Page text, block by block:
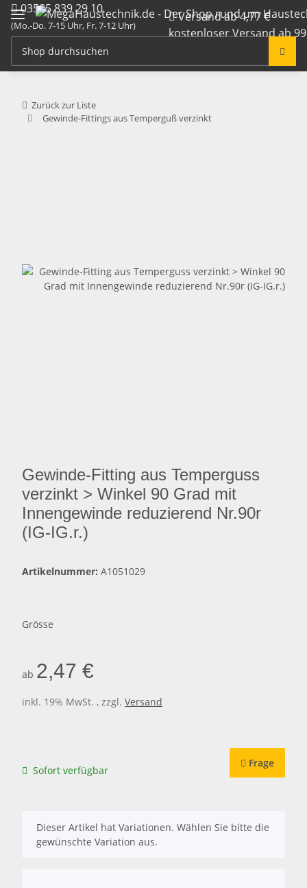
03585 839 29 10
(Mo.-Do. 7-15 Uhr, Fr. 7-12 Uhr)
info@megahaustechnik.de
Versand ab 4,77 €
kostenloser Versand ab
Zurück zur Liste
Gewinde-Fittings aus Temperguß verzinkt
Gewinde-Fitting aus Temperguss
verzinkt > Winkel 90 Grad mit
Innengewinde reduzierend Nr.90r
(IG-IG.r.)
Artikelnummer: A1051029
Grösse
ab 2,47 €
inkl. 19% MwSt. , zzgl. Versand
Sofort verfügbar
Frage
x
Dieser Artikel hat Variationen. Wählen Sie bitte die
gewünschte Variation aus.